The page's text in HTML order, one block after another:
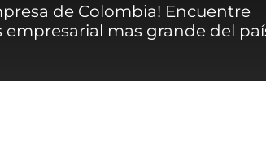
de Colombia! Encuentre
empresarial mas grande del